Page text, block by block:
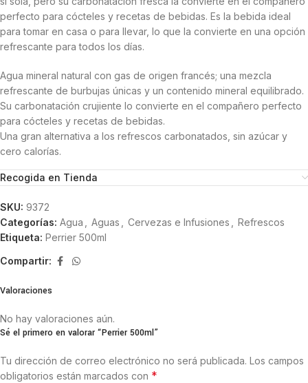
perfecto para cócteles y recetas de bebidas. Es la bebida ideal
para tomar en casa o para llevar, lo que la convierte en una opción
refrescante para todos los días.
Agua mineral natural con gas de origen francés; una mezcla
refrescante de burbujas únicas y un contenido mineral equilibrado.
Su carbonatación crujiente lo convierte en el compañero perfecto
para cócteles y recetas de bebidas.
Una gran alternativa a los refrescos carbonatados, sin azúcar y
cero calorías.
Recogida en Tienda
SKU: 9372
Categorías: Agua Aguas Cervezas e Infusiones
Refrescos
Etiqueta: Perrier 500ml
Compartir:
Valoraciones
No hay valoraciones aún.
Sé el primero en valorar “Perrier 500ml”
Tu dirección de correo electrónico no será publicada. Los campos
obligatorios están marcados con *